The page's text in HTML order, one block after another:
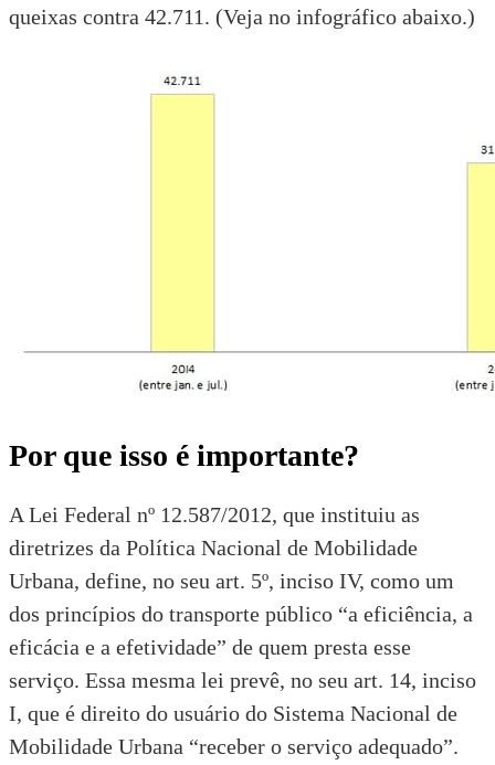
queixas contra 42.711. (Veja no infográfico abaixo.)
Por que isso é importante?
A Lei Federal nº 12.587/2012, que instituiu as
diretrizes da Política Nacional de Mobilidade
Urbana, define, no seu art. 5º, inciso IV, como um
dos princípios do transporte público “a eficiência, a
eficácia e a efetividade” de quem presta esse
serviço. Essa mesma lei prevê, no seu art. 14, inciso
I, que é direito do usuário do Sistema Nacional de
Mobilidade Urbana “receber o serviço adequado”.